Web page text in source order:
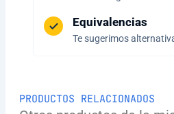
Equivalencias
Te sugerimos
PRODUCTOS RELACIONADOS